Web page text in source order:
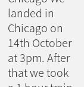
landed in
Chicago on
14th October
at 3pm. After
that we took